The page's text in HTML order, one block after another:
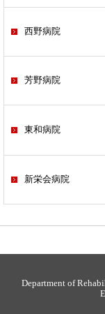
西野病院
芳野病院
東和病院
新栄会病院
Department of